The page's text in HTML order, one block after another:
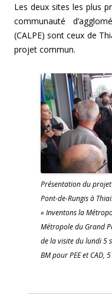
Les deux sites les plus
communauté
(CALPE) sont ceux de
projet commun.
Présentation du
Pont-de-Rungis à
« Inventons la
Métropole du Grand
de la visite du lundi 5
BM pour PEE et CAD,